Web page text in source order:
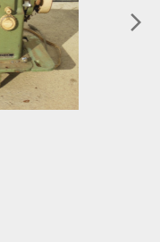
arrow_forward_ios